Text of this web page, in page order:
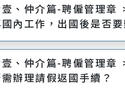
、仲介篇-聘僱管理章
內工作，出國後是否
、仲介篇-聘僱管理章
辦理請假返國手續？